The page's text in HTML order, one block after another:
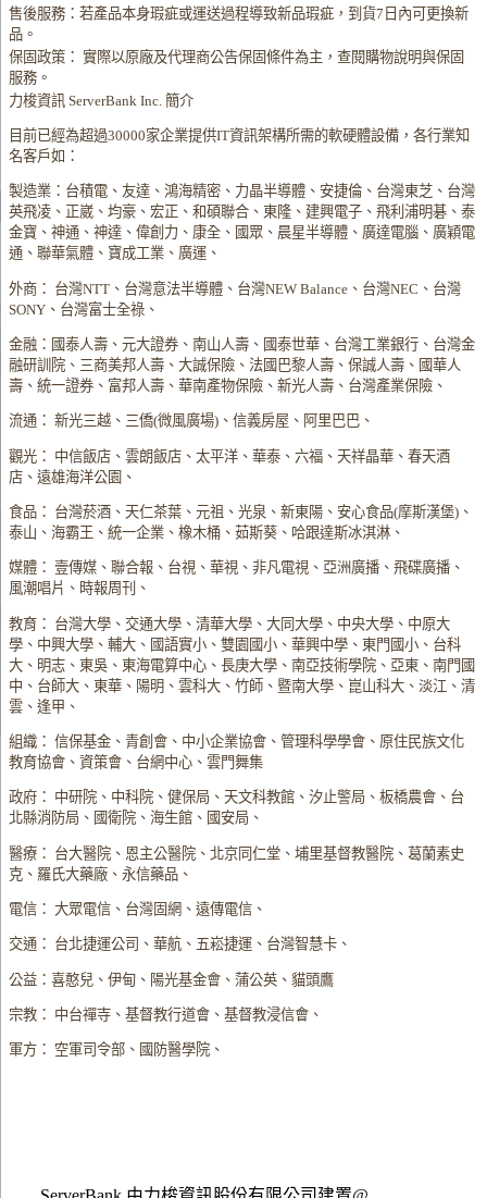
售後服務：若產品本身瑕疵或運送過程導致新品瑕疵，到貨7日內可更換新
品。
保固政策： 實際以原廠及代理商公告保固條件為主，查閱購物說明與保固
服務。
力梭資訊 ServerBank Inc. 簡介
目前已經為超過30000家企業提供IT資訊架構所需的軟硬體設備，各行業知
名客戶如：
製造業：台積電、友達、鴻海精密、力晶半導體、安捷倫、台灣東芝、台灣
英飛凌、正崴、均豪、宏正、和碩聯合、東隆、建興電子、飛利浦明碁、泰
金寶、神通、神達、偉創力、康全、國眾、晨星半導體、廣達電腦、廣穎電
通、聯華氣體、寶成工業、廣運、
外商： 台灣NTT、台灣意法半導體、台灣NEW Balance、台灣NEC、台灣
SONY、台灣富士全祿、
金融：國泰人壽、元大證券、南山人壽、國泰世華、台灣工業銀行、台灣金
融研訓院、三商美邦人壽、大誠保險、法國巴黎人壽、保誠人壽、國華人
壽、統一證券、富邦人壽、華南產物保險、新光人壽、台灣產業保險、
流通： 新光三越、三僑(微風廣場)、信義房屋、阿里巴巴、
觀光： 中信飯店、雲朗飯店、太平洋、華泰、六福、天祥晶華、春天酒
店、遠雄海洋公園、
食品： 台灣菸酒、天仁茶葉、元祖、光泉、新東陽、安心食品(摩斯漢堡)、
泰山、海霸王、統一企業、橡木桶、茹斯葵、哈跟達斯冰淇淋、
媒體： 壹傳媒、聯合報、台視、華視、非凡電視、亞洲廣播、飛碟廣播、
風潮唱片、時報周刊、
教育： 台灣大學、交通大學、清華大學、大同大學、中央大學、中原大
學、中興大學、輔大、國語實小、雙園國小、華興中學、東門國小、台科
大、明志、東吳、東海電算中心、長庚大學、南亞技術學院、亞東、南門國
中、台師大、東華、陽明、雲科大、竹師、暨南大學、崑山科大、淡江、清
雲、逢甲、
組織： 信保基金、青創會、中小企業協會、管理科學學會、原住民族文化
教育協會、資策會、台網中心、雲門舞集
政府： 中研院、中科院、健保局、天文科教館、汐止警局、板橋農會、台
北縣消防局、國衛院、海生館、國安局、
醫療： 台大醫院、恩主公醫院、北京同仁堂、埔里基督教醫院、葛蘭素史
克、羅氏大藥廠、永信藥品、
電信： 大眾電信、台灣固網、遠傳電信、
交通： 台北捷運公司、華航、五崧捷運、台灣智慧卡、
公益：喜憨兒、伊甸、陽光基金會、蒲公英、貓頭鷹
宗教： 中台禪寺、基督教行道會、基督教浸信會、
軍方： 空軍司令部、國防醫學院、